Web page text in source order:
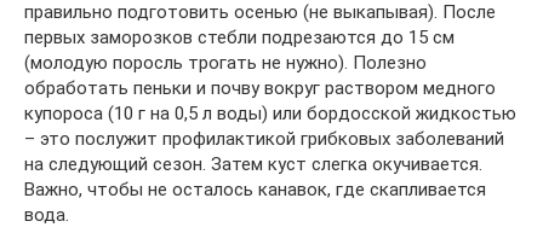
правильно подготовить осенью (не выкапывая). После
первых заморозков стебли подрезаются до 15 см
(молодую поросль трогать не нужно). Полезно
обработать пеньки и почву вокруг раствором медного
купороса (10 г на 0,5 л воды) или бордосской жидкостью
– это послужит профилактикой грибковых заболеваний
на следующий сезон. Затем куст слегка окучивается.
Важно, чтобы не осталось канавок, где скапливается
вода.